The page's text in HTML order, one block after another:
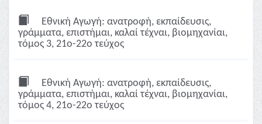
Εθνική Αγωγή: ανατροφή, εκπαίδευσις,
γράμματα, επιστήμαι, καλαί τέχναι, βιομηχανίαι,
τόμος 3, 21ο-22ο τεύχος
Εθνική Αγωγή: ανατροφή, εκπαίδευσις,
γράμματα, επιστήμαι, καλαί τέχναι, βιομηχανίαι,
τόμος 4, 21ο-22ο τεύχος